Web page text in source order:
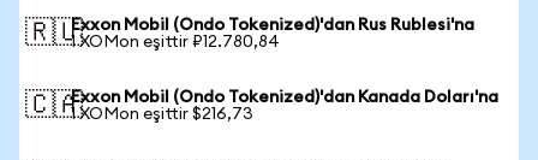
🇷🇺Exxon Mobil (Ondo Tokenized)'dan Rus Rublesi'na
1 XOMon eşittir ₽12.780,84
🇨🇦Exxon Mobil (Ondo Tokenized)'dan Kanada Doları'na
1 XOMon eşittir $216,73